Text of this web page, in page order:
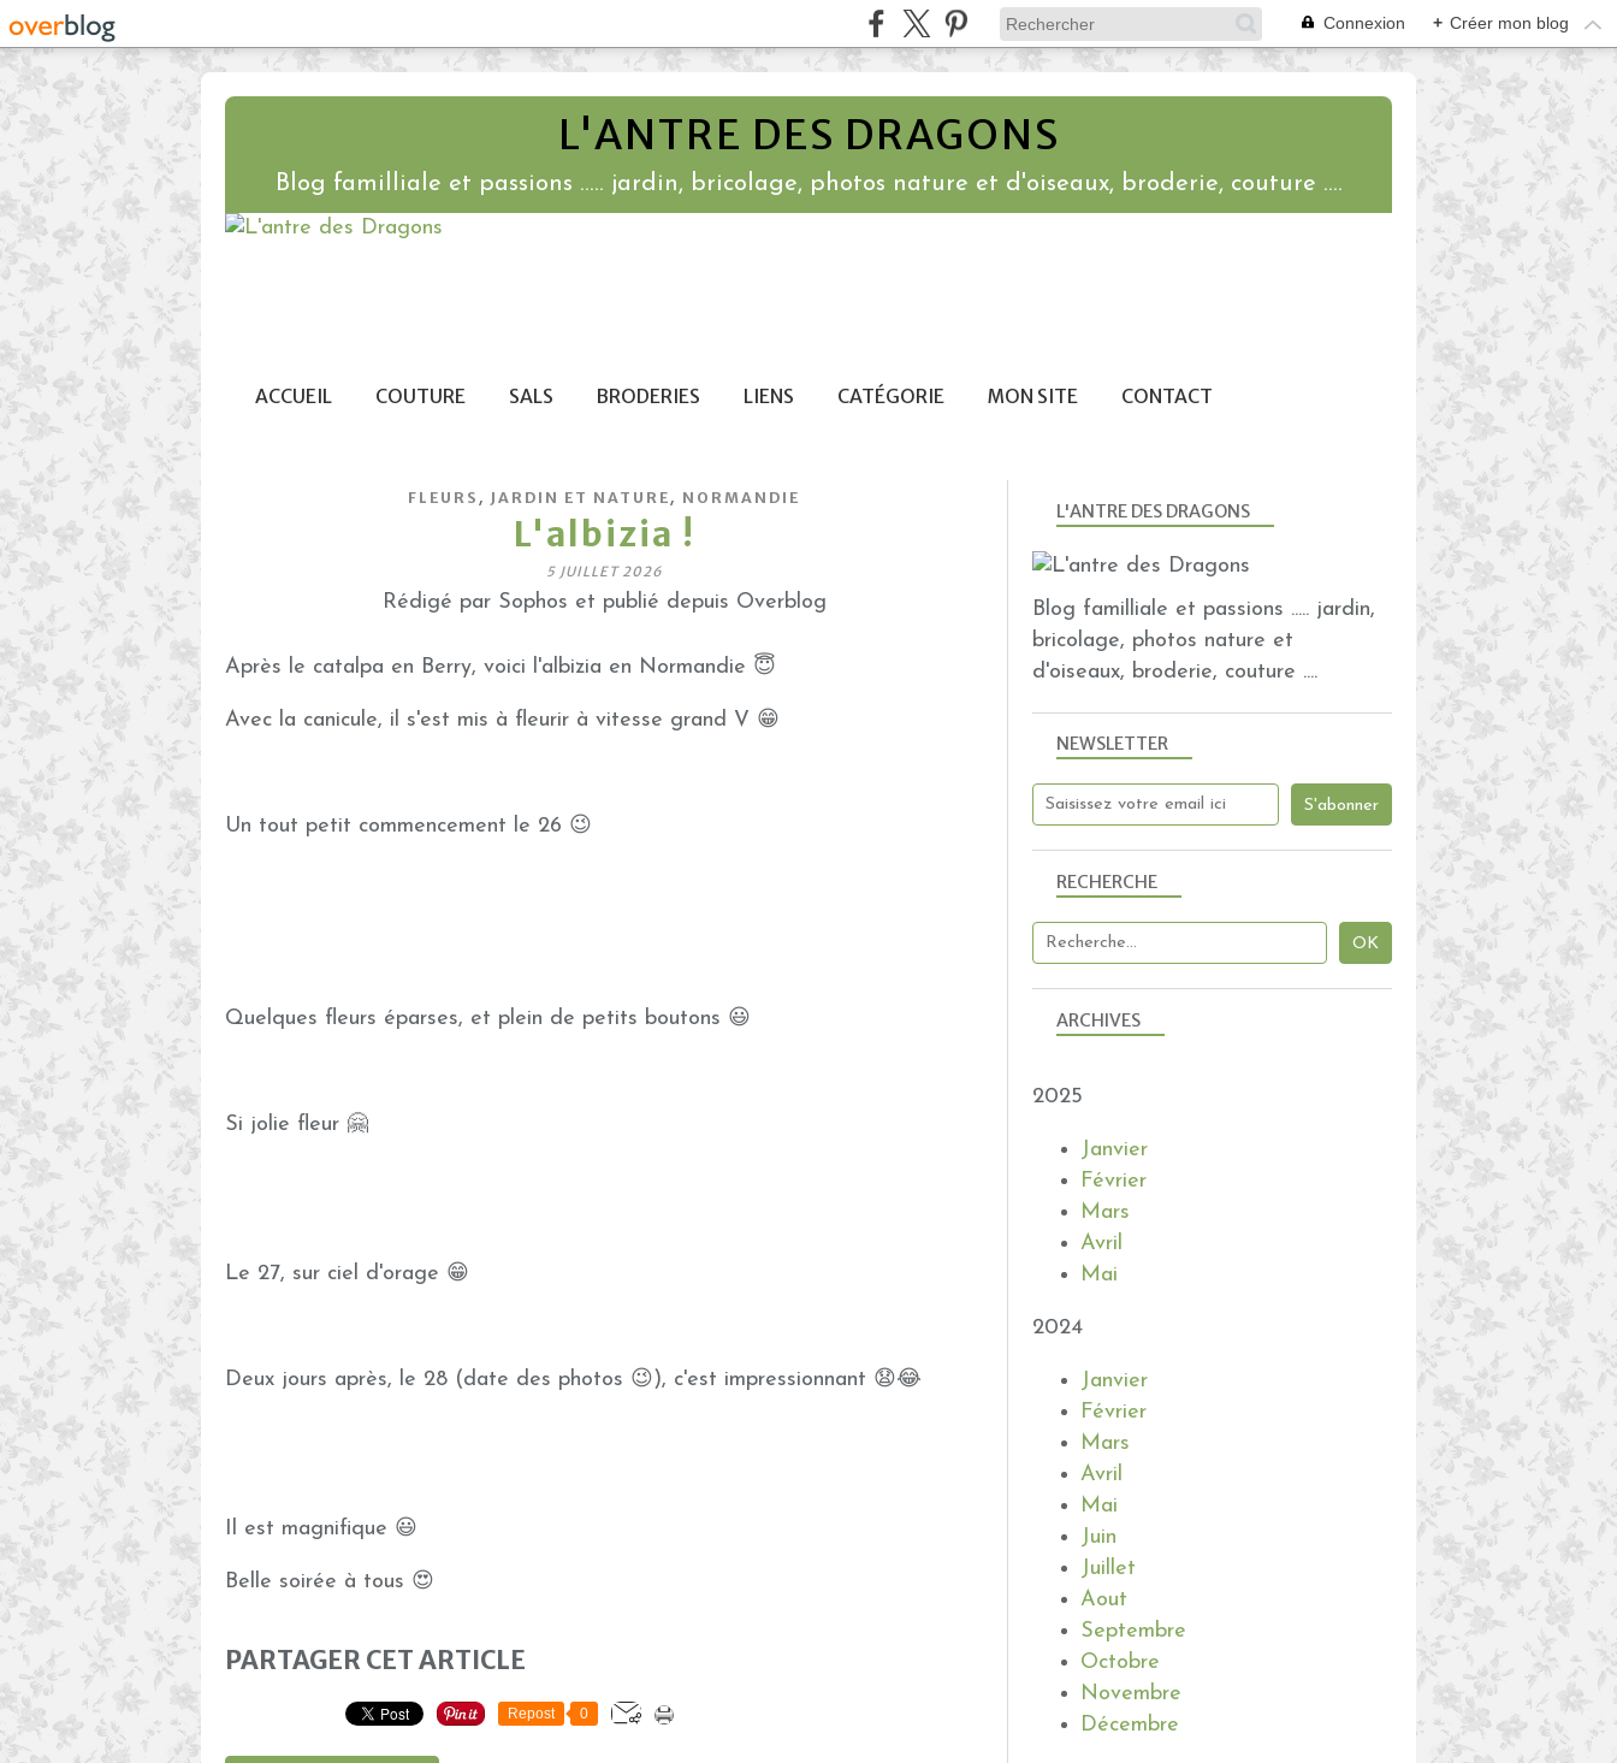
Connexion + Créer mon blog
L'ANTRE DES DRAGONS
Blog familliale et passions ..... jardin, bricolage, photos nature et d'oiseaux, broderie, couture ....
ACCUEIL COUTURE SALS BRODERIES LIENS CATÉGORIE MON SITE CONTACT
FLEURS , JARDIN ET NATURE, NORMANDIE
L'albizia !
5 JUILLET 2026
Rédigé par Sophos et publié depuis Overblog
Après le catalpa en Berry, voici l'albizia en Normandie 😇
Avec la canicule, il s'est mis à fleurir à vitesse grand V 😁
Un tout petit commencement le 26 😉
Quelques fleurs éparses, et plein de petits boutons 😃
Si jolie fleur 🤗
Le 27, sur ciel d'orage 😁
Deux jours après, le 28 (date des photos 😉), c'est impressionnant 😧😂
Il est magnifique 😃
Belle soirée à tous 😍
PARTAGER CET ARTICLE
Repost 0
NEWSLETTER
RECHERCHE
L'ANTRE DES DRAGONS
Blog familliale et passions ..... jardin,
bricolage, photos nature et
d'oiseaux, broderie, couture ....
ARCHIVES
2025
Janvier
Février
Mars
Avril
Mai
2024
Janvier
Février
Mars
Avril
Mai
Juin
Juillet
Aout
Septembre
Octobre
Novembre
Décembre